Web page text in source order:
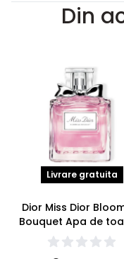
Din
Livrare gratuita
Dior Miss Dior
Bouquet Apa de
150ml